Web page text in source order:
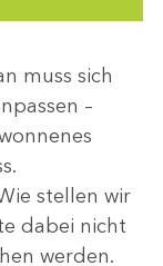
muss sich
–
stellen wir
dabei nicht
werden.